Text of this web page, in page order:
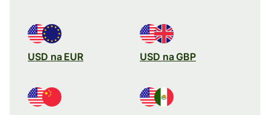
USD na EUR USD na GBP